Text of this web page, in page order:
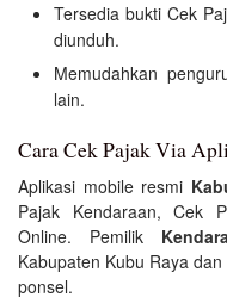
Tersedia bukti Cek
diunduh.
Memudahkan
lain.
Cara Cek Pajak Via
Aplikasi mobile resmi
Pajak Kendaraan, Cek
Online. Pemilik
Kabupaten Kubu Raya
ponsel.